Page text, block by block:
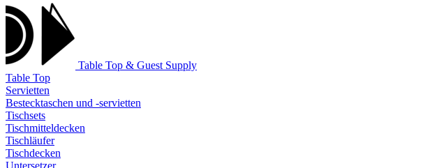
Table Top & Guest Supply
Table Top
Servietten
Bestecktaschen und -servietten
Tischsets
Tischmitteldecken
Tischläufer
Tischdecken